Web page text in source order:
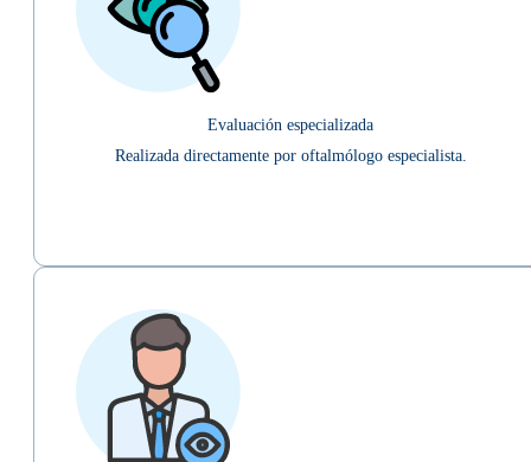
Evaluación especializada
Realizada directamente por oftalmólogo especialista.